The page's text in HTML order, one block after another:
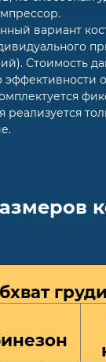
вариант
Стоимость
груди